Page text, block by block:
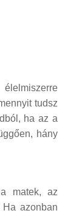
tudsz
ha az a
hány
matek, az
azonban